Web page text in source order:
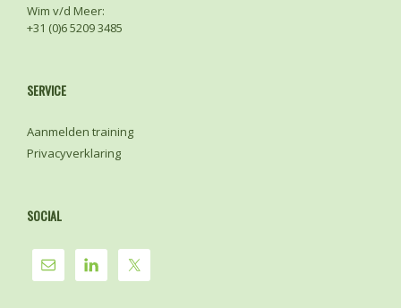
Wim v/d Meer:
+31 (0)6 5209 3485
SERVICE
Aanmelden training
Privacyverklaring
SOCIAL